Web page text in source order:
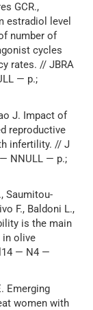
GCR.,
estradiol level
number of
cycles
rates. // JBRA
— p.;
J. Impact of
reproductive
infertility. // J
NNULL — p.;
Saumitou-
F., Baldoni L.,
is the main
in olive
— N4 —
Emerging
women with